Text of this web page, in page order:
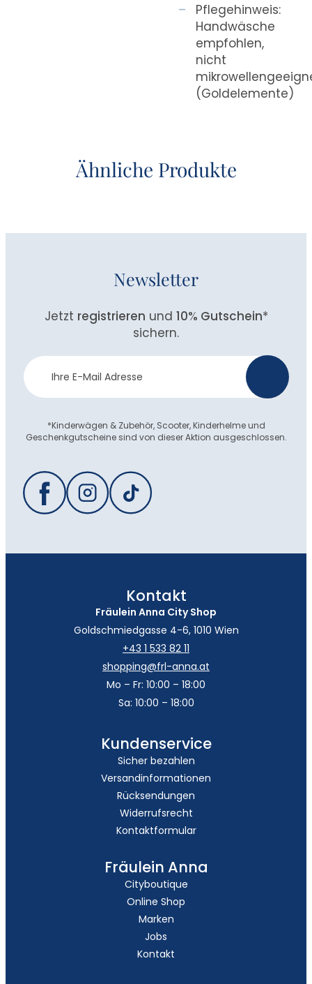
Pflegehinweis:
Handwäsche
empfohlen,
nicht
(Goldelemente)
Ähnliche Produkte
Newsletter
Jetzt registrieren und 10% Gutschein*
sichern.
Newsletter
Anmeldung
*Kinderwägen & Zubehör, Scooter, Kinderhelme und
Geschenkgutscheine sind von dieser Aktion ausgeschlossen.
Kontakt
Fräulein Anna City Shop
Goldschmiedgasse 4-6, 1010 Wien
+43 1 533 82 11
shopping@frl-anna.at
Mo – Fr: 10:00 – 18:00
Sa: 10:00 – 18:00
Kundenservice
Sicher bezahlen
Versandinformationen
Rücksendungen
Widerrufsrecht
Kontaktformular
Fräulein Anna
Cityboutique
Online Shop
Marken
Jobs
Kontakt